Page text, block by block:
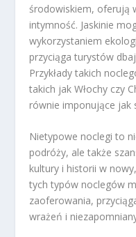
środowiskiem, oferują
intymność. Jaskinie
wykorzystaniem
przyciąga turystów
Przykłady takich
takich jak Włochy czy
równie imponujące jak
Nietypowe noclegi to
podróży, ale także
kultury i historii w
tych typów noclegów
zaoferowania,
wrażeń i